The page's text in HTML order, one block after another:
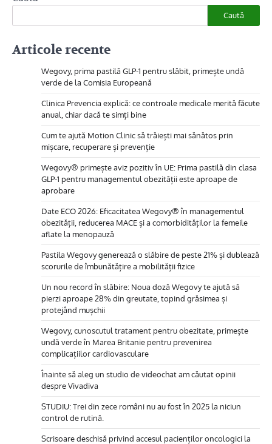
Caută
Articole recente
Wegovy, prima pastilă GLP-1 pentru slăbit, primește undă
verde de la Comisia Europeană
Clinica Prevencia explică: ce controale medicale merită făcute
anual, chiar dacă te simți bine
Cum te ajută Motion Clinic să trăiești mai sănătos prin
mișcare, recuperare și prevenție
Wegovy® primește aviz pozitiv în UE: Prima pastilă din clasa
GLP-1 pentru managementul obezității este aproape de
aprobare
Date ECO 2026: Eficacitatea Wegovy® în managementul
obezității, reducerea MACE și a comorbidităților la femeile
aflate la menopauză
Pastila Wegovy generează o slăbire de peste 21% și dublează
scorurile de îmbunătățire a mobilității fizice
Un nou record în slăbire: Noua doză Wegovy te ajută să
pierzi aproape 28% din greutate, topind grăsimea și
protejând mușchii
Wegovy, cunoscutul tratament pentru obezitate, primește
undă verde în Marea Britanie pentru prevenirea
complicațiilor cardiovasculare
Înainte să aleg un studio de videochat am căutat opinii
despre Vivadiva
STUDIU: Trei din zece români nu au fost în 2025 la niciun
control de rutină.
Scrisoare deschisă privind accesul pacienților oncologici la